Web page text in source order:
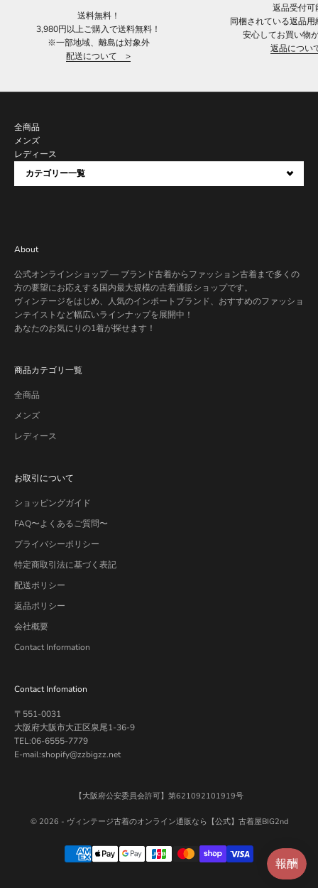
送料無料！
3,980円以上ご購入で送料無料！
※一部地域、離島は対象外
配送について >
返品受付可
同梱されている返品
安心してお買い物
返品につ
全商品
メンズ
レディース
カテゴリー一覧
About
公式オンラインショップ — ブランド古着からファッション古着まで多くの
方の要望にお応えする国内最大規模の古着通販ショップです。
ヴィンテージをはじめ、人気のインポートブランド、おすすめのファッショ
ンテイストなど幅広いラインナップを展開中！
あなたのお気にりの1着が探せます！
商品カテゴリ一覧
全商品
メンズ
レディース
お取引について
ショッピングガイド
FAQ〜よくあるご質問〜
プライバシーポリシー
特定商取引法に基づく表記
配送ポリシー
返品ポリシー
会社概要
Contact Information
Contact Infomation
〒551-0031
大阪府大阪市大正区泉尾1-36-9
TEL:06-6555-7779
E-mail:shopify@zzbigzz.net
【大阪府公安委員会許可】第621092101919号
© 2026 - ヴィンテージ古着のオンライン通販なら【公式】古着屋BIG2nd